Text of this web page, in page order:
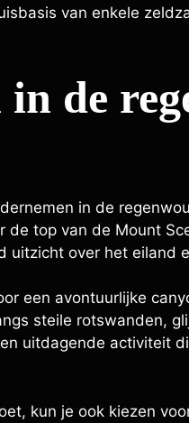
van enkele
de
in de
de top van de Mount
uitzicht over het eiland
een avontuurlijke
steile rotswanden,
uitdagende activiteit
kun je ook kiezen